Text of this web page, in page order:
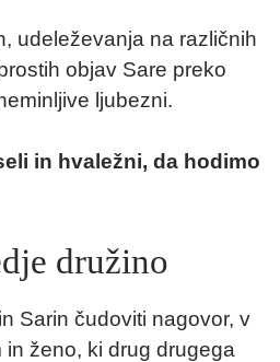
udeleževanja na različnih
objav Sare preko
ljubezni.
in hvaležni, da hodimo
družino
Sarin čudoviti nagovor, v
ženo, ki drug drugega